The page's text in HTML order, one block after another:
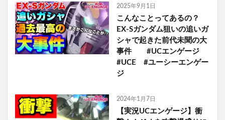
2025年9月1日
こんなことってあるの？
EX-Sガンダム狙いの追いガ
シャで起きた前代未聞の大
事件 #UCエンゲージ
#UCE #ユーシーエンゲー
ジ
2024年1月7日
【実況UCエンゲージ】衝